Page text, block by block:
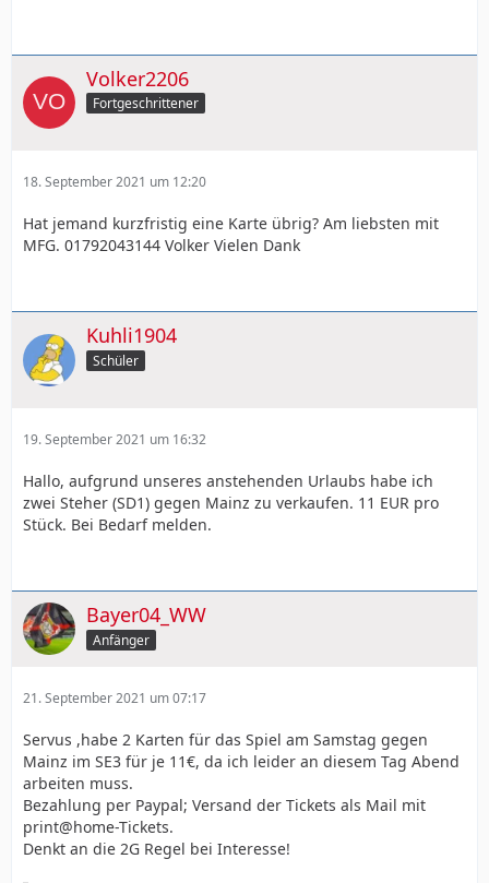
Volker2206
Fortgeschrittener
18. September 2021 um 12:20
Hat jemand kurzfristig eine Karte übrig? Am liebsten mit
MFG. 01792043144 Volker Vielen Dank
Kuhli1904
Schüler
19. September 2021 um 16:32
Hallo, aufgrund unseres anstehenden Urlaubs habe ich
zwei Steher (SD1) gegen Mainz zu verkaufen. 11 EUR pro
Stück. Bei Bedarf melden.
Bayer04_WW
Anfänger
21. September 2021 um 07:17
Servus ,habe 2 Karten für das Spiel am Samstag gegen
Mainz im SE3 für je 11€, da ich leider an diesem Tag Abend
arbeiten muss.
Bezahlung per Paypal; Versand der Tickets als Mail mit
print@home-Tickets.
Denkt an die 2G Regel bei Interesse!